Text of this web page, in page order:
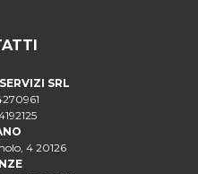
SRL
4 20126